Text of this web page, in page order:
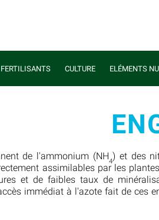
FERTILISANTS CULTURE ELÉMENTS
de l'ammonium (NH4) et des
assimilables par les
et de faibles taux de
immédiat à l'azote fait de ces